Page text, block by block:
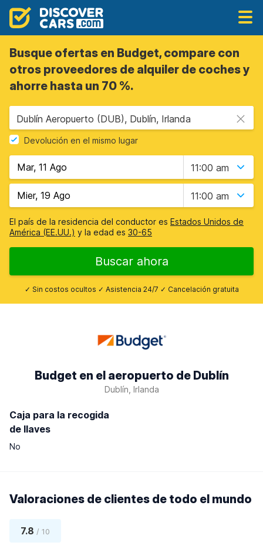
Busque ofertas en Budget, compare con
otros proveedores de alquiler de coches y
ahorre hasta un 70 %.
Dublín Aeropuerto (DUB), Dublín, Irlanda
Devolución en el mismo lugar
11:00 am
11:00 am
El país de la residencia del conductor es Estados Unidos de
América (EE.UU.) y la edad es 30-65
Buscar ahora
✓ Sin costos ocultos ✓ Asistencia 24/7 ✓ Cancelación gratuita
Budget en el aeropuerto de Dublín
Dublín, Irlanda
Caja para la recogida
de llaves
No
Valoraciones de clientes de todo el mundo
7.8 / 10